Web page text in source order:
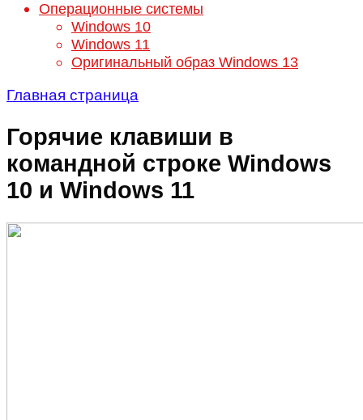
Операционные системы
Windows 10
Windows 11
Оригинальный образ Windows 13
Главная страница
Горячие клавиши в
командной строке Windows
10 и Windows 11